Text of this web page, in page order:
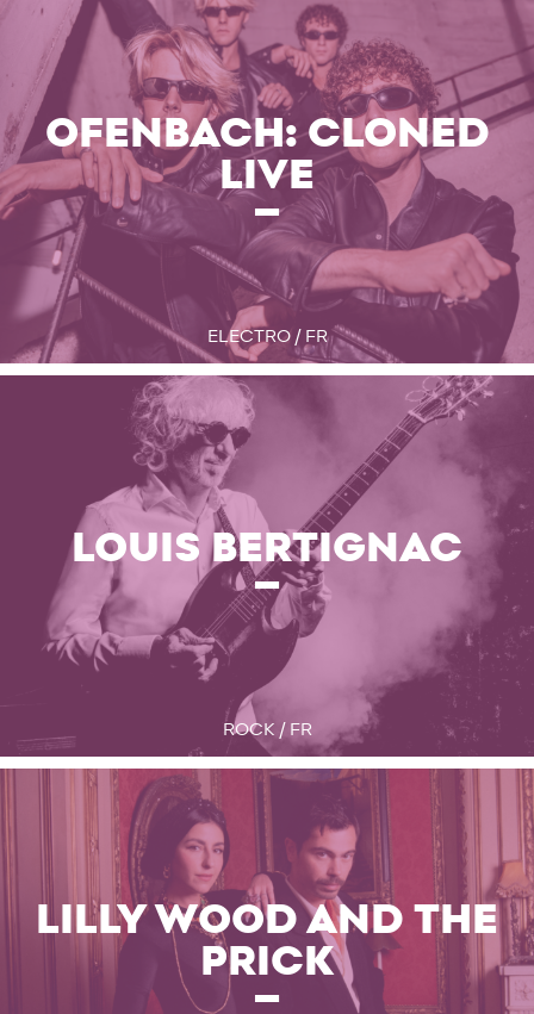
OFENBACH: CLONED
LIVE
ELECTRO / FR
LOUIS BERTIGNAC
ROCK / FR
LILLY WOOD AND THE
PRICK